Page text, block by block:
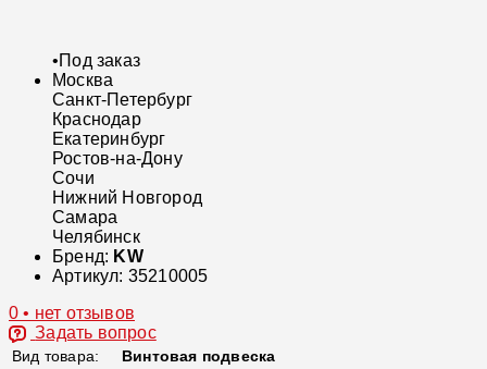
•Под заказ
Москва
Санкт-Петербург
Краснодар
Екатеринбург
Ростов-на-Дону
Сочи
Нижний Новгород
Самара
Челябинск
Бренд: KW
Артикул: 35210005
0 • нет отзывов
Задать вопрос
Вид товара:
Винтовая подвеска